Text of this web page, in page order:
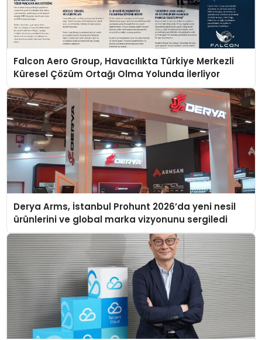
Falcon Aero Group, Havacılıkta Türkiye Merkezli
Küresel Çözüm Ortağı Olma Yolunda İlerliyor
Derya Arms, İstanbul Prohunt 2026’da yeni nesil
ürünlerini ve global marka vizyonunu sergiledi